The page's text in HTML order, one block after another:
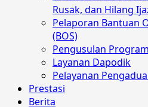
Rusak, dan Hilang
Pelaporan Bantuan
(BOS)
Pengusulan
Layanan Dapodik
Pelayanan
Prestasi
Berita